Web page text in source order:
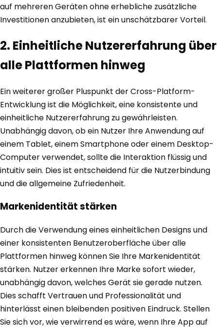
auf mehreren Geräten ohne erhebliche zusätzliche
Investitionen anzubieten, ist ein unschätzbarer Vorteil.
2. Einheitliche Nutzererfahrung über
alle Plattformen hinweg
Ein weiterer großer Pluspunkt der Cross-Platform-
Entwicklung ist die Möglichkeit, eine konsistente und
einheitliche Nutzererfahrung zu gewährleisten.
Unabhängig davon, ob ein Nutzer Ihre Anwendung auf
einem Tablet, einem Smartphone oder einem Desktop-
Computer verwendet, sollte die Interaktion flüssig und
intuitiv sein. Dies ist entscheidend für die Nutzerbindung
und die allgemeine Zufriedenheit.
Markenidentität stärken
Durch die Verwendung eines einheitlichen Designs und
einer konsistenten Benutzeroberfläche über alle
Plattformen hinweg können Sie Ihre Markenidentität
stärken. Nutzer erkennen Ihre Marke sofort wieder,
unabhängig davon, welches Gerät sie gerade nutzen.
Dies schafft Vertrauen und Professionalität und
hinterlässt einen bleibenden positiven Eindruck. Stellen
Sie sich vor, wie verwirrend es wäre, wenn Ihre App auf